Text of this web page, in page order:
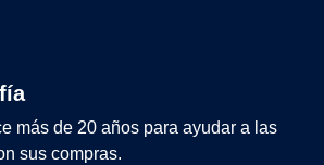
más de 20 años para ayudar a las
sus compras.